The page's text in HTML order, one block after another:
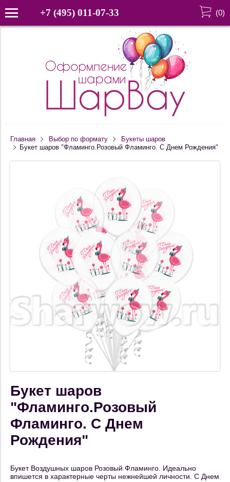
+7 (495) 011-07-33 (0)
Главная Выбор по формату
Букеты шаров
Букет шаров "Фламинго.Розовый Фламинго. С Днем Рождения"
Букет шаров
"Фламинго.Розовый
Фламинго. С Днем
Рождения"
Букет Воздушных шаров Розовый Фламинго. Идеально
впишется в характерные черты нежнейшей личности. С Днем